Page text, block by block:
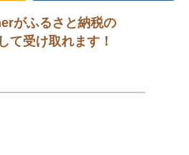
がふるさと納税の
て受け取れます！